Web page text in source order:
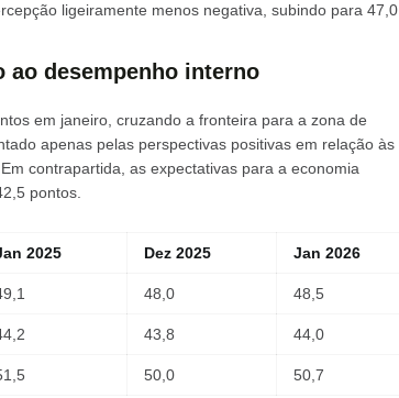
ligeiramente menos negativa, subindo para 47,0
desempenho interno
em janeiro, cruzando a fronteira para a zona de
apenas pelas perspectivas positivas em relação às
contrapartida, as expectativas para a economia
pontos.
2025 Dez 2025 Jan 2026
48,0 48,5
43,8 44,0
50,0 50,7